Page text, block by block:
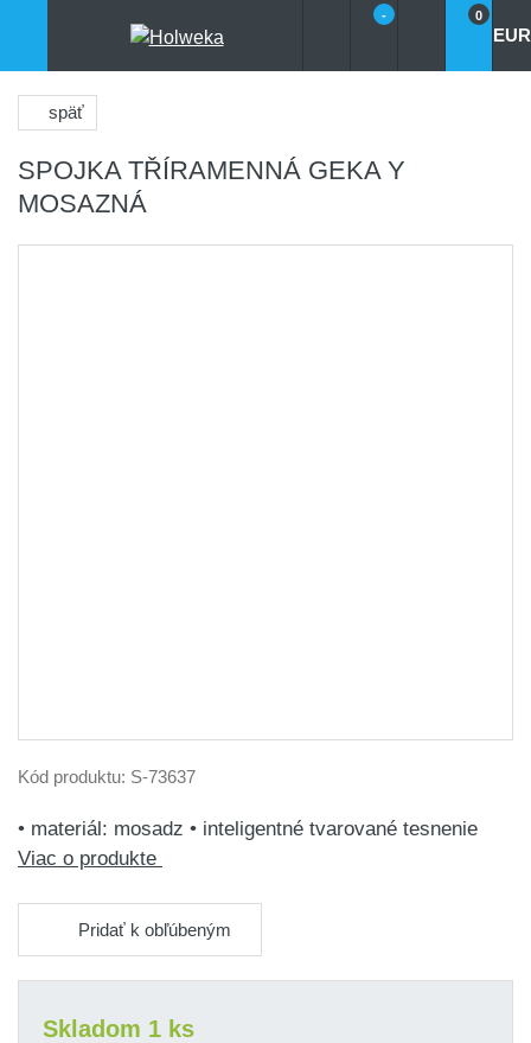
- 0
EUR
späť
SPOJKA TŘÍRAMENNÁ GEKA Y
MOSAZNÁ
Kód produktu: S-73637
• materiál: mosadz • inteligentné tvarované tesnenie
Viac o produkte
Pridať k obľúbeným
Skladom 1 ks